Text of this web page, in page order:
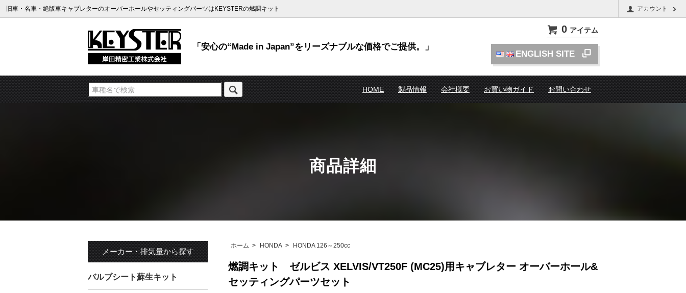
旧車・名車・絶版車キャブレターのオーバーホールやセッティングパーツはKEYSTERの燃調キット アカウント
「安心の“Made in Japan”をリーズナブルな価格でご提供。」
0 アイテム
ENGLISH SITE
HOME 製品情報 会社概要 お買い物ガイド お問い合わせ
商品詳細
ホーム > HONDA > HONDA 126～250cc
燃調キット ゼルビス XELVIS/VT250F (MC25)用キャブレター オーバーホール&
セッティングパーツセット
メーカー・排気量から探す
バルブシート蘇生キット